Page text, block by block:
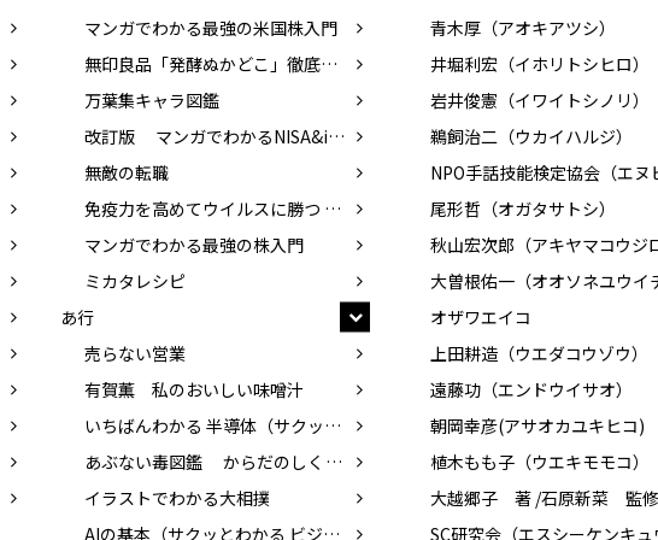
マンガでわかる最強の米国株入門
無印良品「発酵ぬかどこ」徹底活用術
万葉集キャラ図鑑
改訂版 マンガでわかるNISA&iDeCo入門
無敵の転職
免疫力を高めてウイルスに勝つ 食べ物、暮らし方
マンガでわかる最強の株入門
ミカタレシピ
あ行
売らない営業
有賀薫 私のおいしい味噌汁
いちばんわかる 半導体（サクッとわかる ビジネス教養）
あぶない毒図鑑 からだのしくみと攻略法
イラストでわかる大相撲
AIの基本（サクッとわかる ビジネス教養）
青木厚（アオキアツシ）
井堀利宏（イホリトシヒロ）
岩井俊憲（イワイトシノリ）
鵜飼治二（ウカイハルジ）
尾形哲（オガタサトシ）
大曽根佑一（オオソネユウイ
オザワエイコ
上田耕造（ウエダコウゾウ）
遠藤功（エンドウイサオ）
朝岡幸彦(アサオカユキヒコ)
植木もも子（ウエキモモコ）